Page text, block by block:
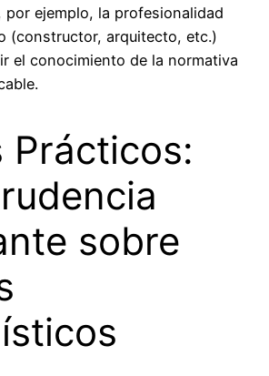
por ejemplo, la profesionalidad
(constructor, arquitecto, etc.)
el conocimiento de la normativa
Prácticos:
sobre